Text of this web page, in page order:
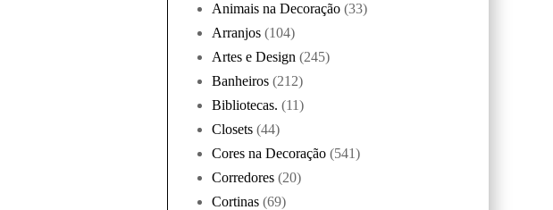
Animais na Decoração (33)
Arranjos (104)
Artes e Design (245)
Banheiros (212)
Bibliotecas. (11)
Closets (44)
Cores na Decoração (541)
Corredores (20)
Cortinas (69)